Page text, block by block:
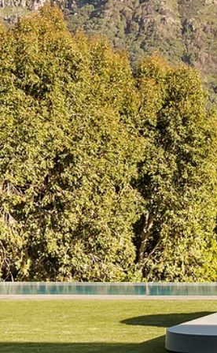
განსაკუთრებული ავტომობილის მართვა
ქვეყნები
ᲯᲝᲠᲯᲘᲐ